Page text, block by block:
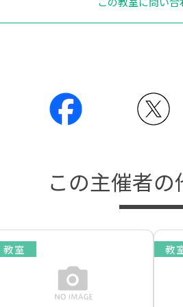
この主催者の
教室 教